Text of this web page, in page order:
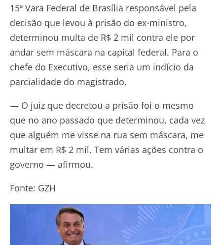
15ª Vara Federal de Brasília responsável pela
decisão que levou à prisão do ex-ministro,
determinou multa de R$ 2 mil contra ele por
andar sem máscara na capital federal. Para o
chefe do Executivo, esse seria um indício da
parcialidade do magistrado.
— O juiz que decretou a prisão foi o mesmo
que no ano passado que determinou, cada vez
que alguém me visse na rua sem máscara, me
multar em R$ 2 mil. Tem várias ações contra o
governo — afirmou.
Fonte: GZH